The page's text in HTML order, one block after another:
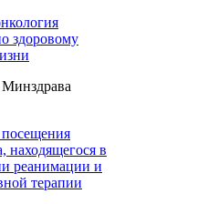
здоровому
находящегося в
реанимации и
терапии